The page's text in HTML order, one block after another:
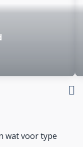
wat voor type